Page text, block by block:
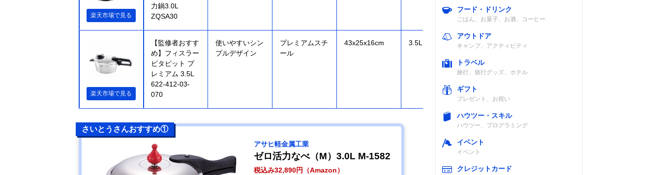
楽天市場で見る
力鍋3.0L
ZQSA30
楽天市場で見る
【監修者おすす
め】フィスラー
ビタビット プ
レミアム 3.5L
622-412-03-
070
使いやすいシン
プルデザイン
プレミアムスチ
ール
43x25x16cm 3.5L 記載未確認
さいとうさんおすすめ①
アサヒ軽金属工業
ゼロ活力なべ（M）3.0L M-1582
税込み32,890円（Amazon）
フード・ドリンク
ごはん、お菓子、お酒、コーヒー
アウトドア
キャンプ、アクティビティ
トラベル
旅行、旅行グッズ、ホテル
ギフト
プレゼント、お祝い
ハウツー・スキル
ハウツー、プログラミング
イベント
イベント
クレジットカード